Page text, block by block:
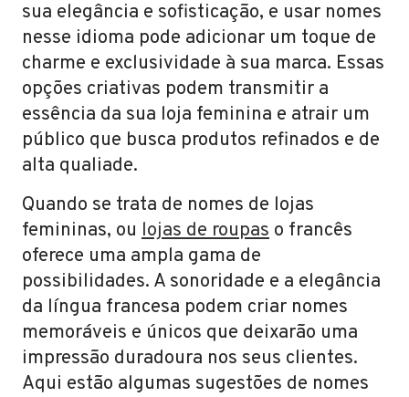
sua elegância e sofisticação, e usar nomes
nesse idioma pode adicionar um toque de
charme e exclusividade à sua marca. Essas
opções criativas podem transmitir a
essência da sua loja feminina e atrair um
público que busca produtos refinados e de
alta qualiade.
Quando se trata de nomes de lojas
femininas, ou lojas de roupas o francês
oferece uma ampla gama de
possibilidades. A sonoridade e a elegância
da língua francesa podem criar nomes
memoráveis e únicos que deixarão uma
impressão duradoura nos seus clientes.
Aqui estão algumas sugestões de nomes